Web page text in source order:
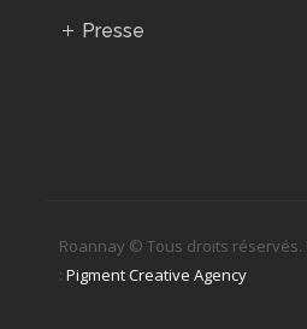
Presse
Roannay © Tous droits
:Pigment Creative Agency